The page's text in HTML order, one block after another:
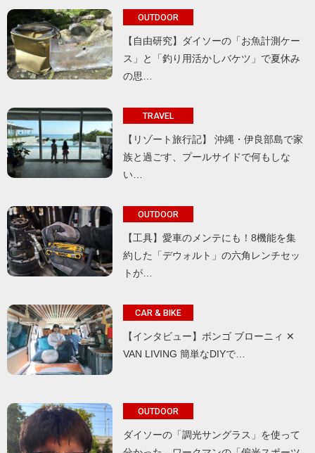
OUTDOOR
【自由研究】ダイソーの「お魚計測ケー
ス」と「釣り用活かしバケツ」で夏休み
の思…
TRAVEL
【リゾート旅行記】 沖縄・伊良部島で家
族と過ごす、プールサイドで何もしな
い…
OUTDOOR
【工具】愛車のメンテにも！8機能を集
約した「デウォルト」の六角レンチセッ
トが…
CAR & BIKE
【インタビュー】ボンゴ ブローニィ ✕
VAN LIVING 簡単なDIYで…
OUTDOOR
ダイソーの「調光サングラス」を使って